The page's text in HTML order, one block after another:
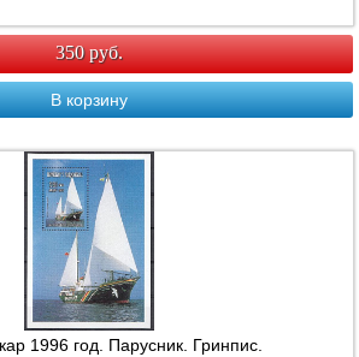
350 руб.
В корзину
1996 год. Парусник. Гринпис.